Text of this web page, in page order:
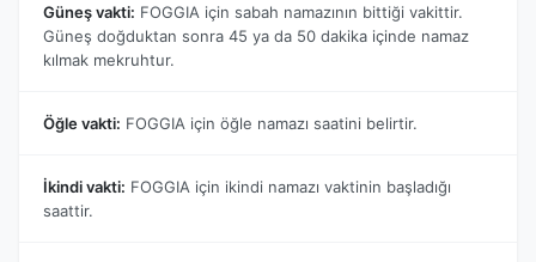
Güneş vakti: FOGGIA için sabah namazının bittiği vakittir.
Güneş doğduktan sonra 45 ya da 50 dakika içinde namaz
kılmak mekruhtur.
Öğle vakti: FOGGIA için öğle namazı saatini belirtir.
İkindi vakti: FOGGIA için ikindi namazı vaktinin başladığı
saattir.